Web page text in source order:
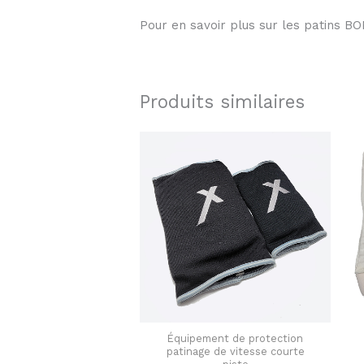
Pour en savoir plus sur les patins
Produits similaires
Équipement de protection
patinage de vitesse courte
plusieurs
Les